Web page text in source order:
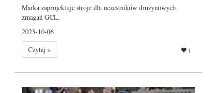
Marka zaprojektuje stroje dla uczestników drużynowych
zmagań GCL.
2023-10-06
Czytaj »
1